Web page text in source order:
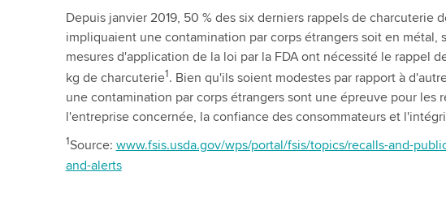
Depuis janvier 2019, 50 % des six derniers rappels de charcuterie
impliquaient une contamination par corps étrangers soit en métal,
mesures d'application de la loi par la FDA ont nécessité le rappel
kg de charcuterie1. Bien qu'ils soient modestes par rapport à
une contamination par corps étrangers sont une épreuve pour les
l'entreprise concernée, la confiance des consommateurs et
1Source: www.fsis.usda.gov/wps/portal/fsis/topics/recalls-and-
and-alerts